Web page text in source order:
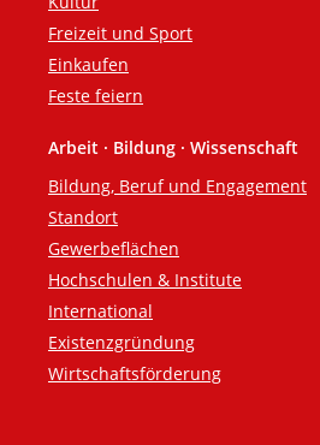
Freizeit und Sport
Einkaufen
Feste feiern
Arbeit · Bildung · Wissenschaft
Bildung, Beruf und Engagement
Standort
Gewerbeflächen
Hochschulen & Institute
International
Existenzgründung
Wirtschaftsförderung